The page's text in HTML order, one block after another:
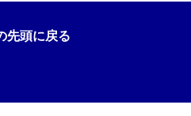
先頭に戻る